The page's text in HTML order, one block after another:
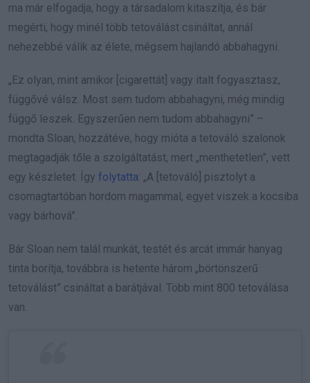
ma már elfogadja, hogy a társadalom kitaszítja, és bár
megérti, hogy minél több tetoválást csináltat, annál
nehezebbé válik az élete, mégsem hajlandó abbahagyni.
„Ez olyan, mint amikor [cigarettát] vagy italt fogyasztasz,
függővé válsz. Most sem tudom abbahagyni, még mindig
függő leszek. Egyszerűen nem tudom abbahagyni” –
mondta Sloan, hozzátéve, hogy mióta a tetováló szalonok
megtagadják tőle a szolgáltatást, mert „menthetetlen”, vett
egy készletet. Így folytatta: „A [tetováló] pisztolyt a
csomagtartóban hordom magammal, egyet viszek a kocsiba
vagy bárhová”.
Bár Sloan nem talál munkát, testét és arcát immár hanyag
tinta borítja, továbbra is hetente három „börtönszerű
tetoválást” csináltat a barátjával. Több mint 800 tetoválása
van.